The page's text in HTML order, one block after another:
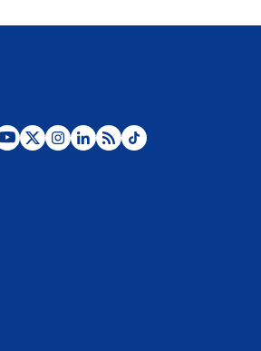
¿Por qué De la Espriella gobernará